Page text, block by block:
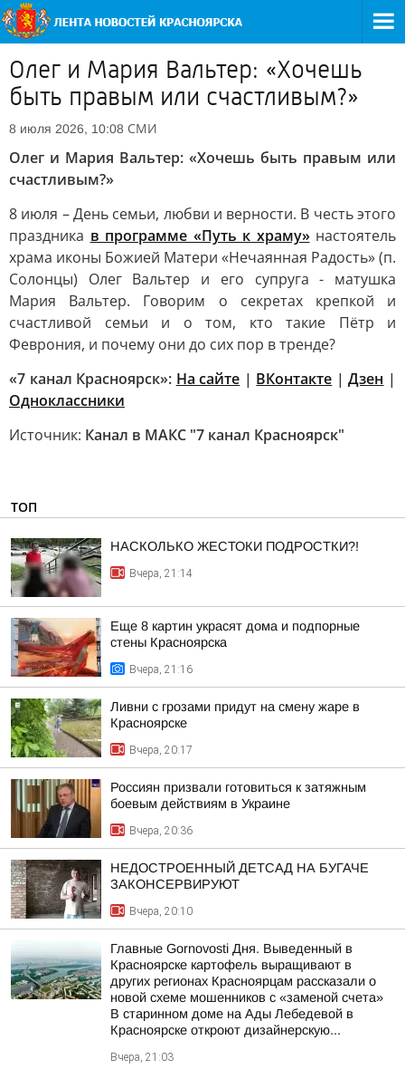
Олег и Мария Вальтер: «Хочешь
быть правым или счастливым?»
8 июля 2026, 10:08 СМИ
Олег и Мария Вальтер: «Хочешь быть правым или
счастливым?»
8 июля – День семьи, любви и верности. В честь этого
праздника в программе «Путь к храму»настоятель
храма иконы Божией Матери «Нечаянная Радость» (п.
Солонцы) Олег Вальтер и его супруга - матушка
Мария Вальтер. Говорим о секретах крепкой и
счастливой семьи и о том, кто такие Пётр и
Феврония, и почему они до сих пор в тренде?
«7 канал Красноярск»: На сайте | ВКонтакте |Дзен |
Одноклассники
Источник: Канал в МАКС "7 канал Красноярск"
ТОП
НАСКОЛЬКО ЖЕСТОКИ ПОДРОСТКИ?!
Вчера, 21:14
Еще 8 картин украсят дома и подпорные
стены Красноярска
Вчера, 21:16
Ливни с грозами придут на смену жаре в
Красноярске
Вчера, 20:17
Россиян призвали готовиться к затяжным
боевым действиям в Украине
Вчера, 20:36
НЕДОСТРОЕННЫЙ ДЕТСАД НА БУГАЧЕ
ЗАКОНСЕРВИРУЮТ
Вчера, 20:10
Главные Gornovosti Дня. Выведенный в
Красноярске картофель выращивают в
других регионах Красноярцам рассказали о
новой схеме мошенников с «заменой счета»
В старинном доме на Ады Лебедевой в
Красноярске откроют дизайнерскую...
Вчера, 21:03